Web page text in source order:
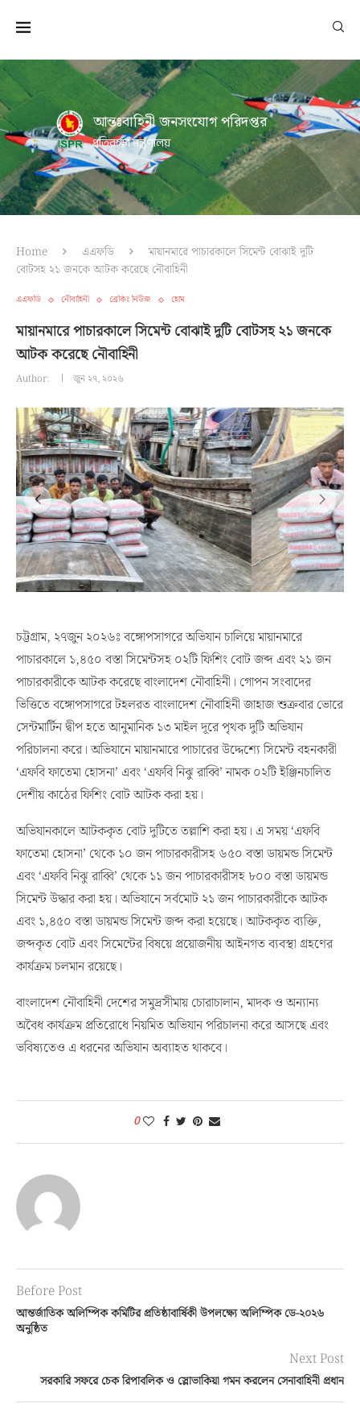
আন্তঃবাহিনী জনসংযোগ পরিদপ্তর
প্রতিরক্ষা মন্ত্রণালয়
Home এএফডি
মায়ানমারে পাচারকালে সিমেন্ট বোঝাই দুটি
বোটসহ ২১ জনকে আটক করেছে নৌবাহিনী
এএফডি নৌবাহিনী ব্রেকিং নিউজ হোম
মায়ানমারে পাচারকালে সিমেন্ট বোঝাই দুটি বোটসহ ২১ জনকে
আটক করেছে নৌবাহিনী
Author: জুন ২৭, ২০২৬
চট্টগ্রাম, ২৭জুন ২০২৬ঃ বঙ্গোপসাগরে অভিযান চালিয়ে মায়ানমারে
পাচারকালে ১,৪৫০ বস্তা সিমেন্টসহ ০২টি ফিশিং বোট জব্দ এবং ২১ জন
পাচারকারীকে আটক করেছে বাংলাদেশ নৌবাহিনী। গোপন সংবাদের
ভিত্তিতে বঙ্গোপসাগরে টহলরত বাংলাদেশ নৌবাহিনী জাহাজ শুক্রবার ভোরে
সেন্টমার্টিন দ্বীপ হতে আনুমানিক ১৩ মাইল দূরে পৃথক দুটি অভিযান
পরিচালনা করে। অভিযানে মায়ানমারে পাচারের উদ্দেশ্যে সিমেন্ট বহনকারী
‘এফবি ফাতেমা হোসনা’ এবং ‘এফবি নিঝু রাব্বি’ নামক ০২টি ইঞ্জিনচালিত
দেশীয় কাঠের ফিশিং বোট আটক করা হয়।
অভিযানকালে আটককৃত বোট দুটিতে তল্লাশি করা হয়। এ সময় ‘এফবি
ফাতেমা হোসনা’ থেকে ১০ জন পাচারকারীসহ ৬৫০ বস্তা ডায়মন্ড সিমেন্ট
এবং ‘এফবি নিঝু রাব্বি’ থেকে ১১ জন পাচারকারীসহ ৮০০ বস্তা ডায়মন্ড
সিমেন্ট উদ্ধার করা হয়। অভিযানে সর্বমোট ২১ জন পাচারকারীকে আটক
এবং ১,৪৫০ বস্তা ডায়মন্ড সিমেন্ট জব্দ করা হয়েছে। আটককৃত ব্যক্তি,
জব্দকৃত বোট এবং সিমেন্টের বিষয়ে প্রয়োজনীয় আইনগত ব্যবস্থা গ্রহণের
কার্যক্রম চলমান রয়েছে।
বাংলাদেশ নৌবাহিনী দেশের সমুদ্রসীমায় চোরাচালান, মাদক ও অন্যান্য
অবৈধ কার্যক্রম প্রতিরোধে নিয়মিত অভিযান পরিচালনা করে আসছে এবং
ভবিষ্যতেও এ ধরনের অভিযান অব্যাহত থাকবে।
0
Before Post
আন্তর্জাতিক অলিম্পিক কমিটির প্রতিষ্ঠাবার্ষিকী উপলক্ষ্যে অলিম্পিক ডে-২০২৬
অনুষ্ঠিত
Next Post
সরকারি সফরে চেক রিপাবলিক ও স্লোভাকিয়া গমন করলেন সেনাবাহিনী প্রধান